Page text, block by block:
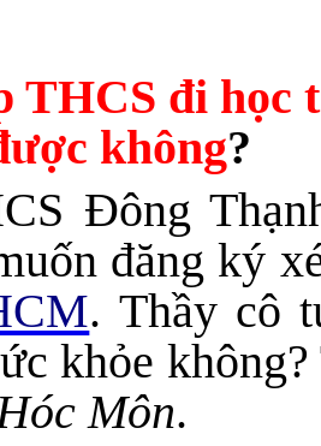
THCS đi học
không?
Đông
đăng ký
. Thầy cô
khỏe
Môn.